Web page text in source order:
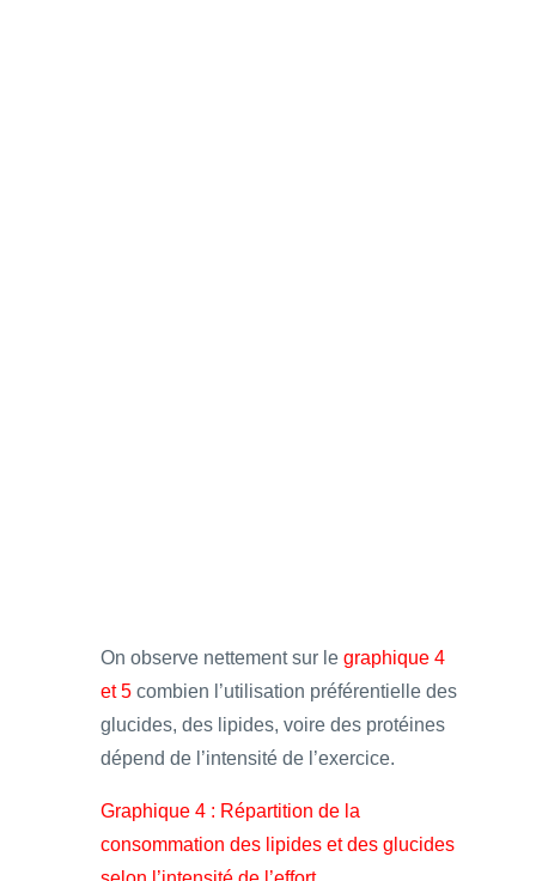
On observe nettement sur le graphique 4
et 5 combien l’utilisation préférentielle des
glucides, des lipides, voire des protéines
dépend de l’intensité de l’exercice.
Graphique 4 : Répartition de la
consommation des lipides et des glucides